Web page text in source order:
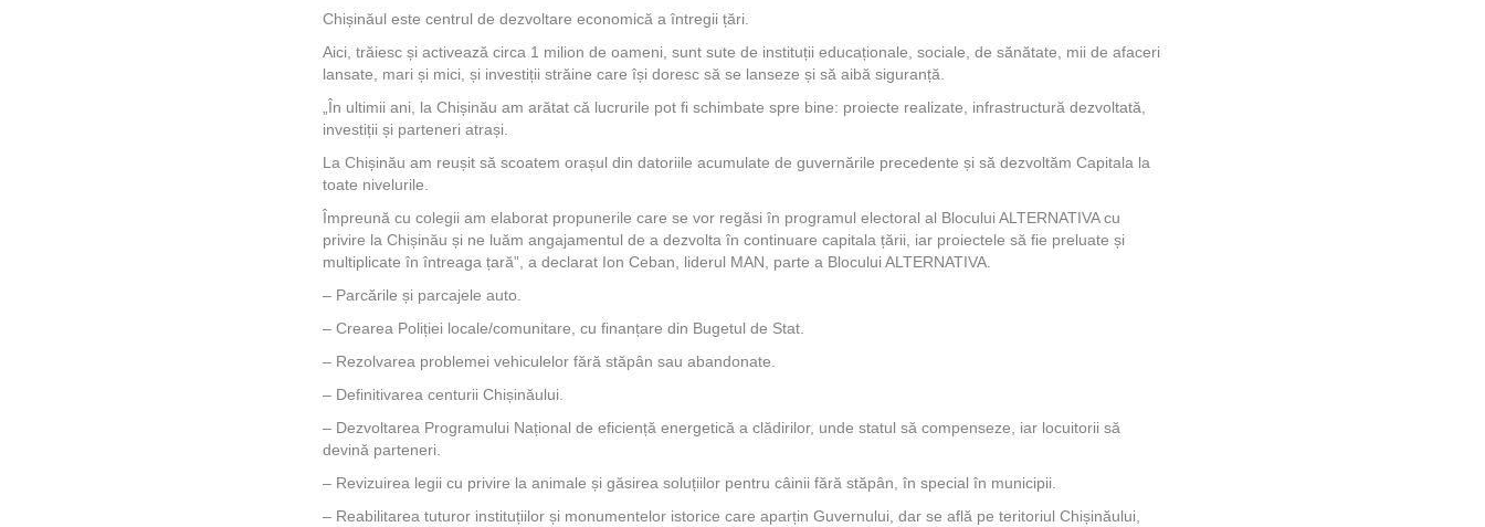
Chișinăul este centrul de dezvoltare economică a întregii țări.
Aici, trăiesc și activează circa 1 milion de oameni, sunt sute de instituții educaționale, sociale, de sănătate, mii de afaceri
lansate, mari și mici, și investiții străine care își doresc să se lanseze și să aibă siguranță.
„În ultimii ani, la Chișinău am arătat că lucrurile pot fi schimbate spre bine: proiecte realizate, infrastructură dezvoltată,
investiții și parteneri atrași.
La Chișinău am reușit să scoatem orașul din datoriile acumulate de guvernările precedente și să dezvoltăm Capitala la
toate nivelurile.
Împreună cu colegii am elaborat propunerile care se vor regăsi în programul electoral al Blocului ALTERNATIVA cu
privire la Chișinău și ne luăm angajamentul de a dezvolta în continuare capitala țării, iar proiectele să fie preluate și
multiplicate în întreaga țară”, a declarat Ion Ceban, liderul MAN, parte a Blocului ALTERNATIVA.
– Parcările și parcajele auto.
– Crearea Poliției locale/comunitare, cu finanțare din Bugetul de Stat.
– Rezolvarea problemei vehiculelor fără stăpân sau abandonate.
– Definitivarea centurii Chișinăului.
– Dezvoltarea Programului Național de eficiență energetică a clădirilor, unde statul să compenseze, iar locuitorii să
devină parteneri.
– Revizuirea legii cu privire la animale și găsirea soluțiilor pentru câinii fără stăpân, în special în municipii.
– Reabilitarea tuturor instituțiilor și monumentelor istorice care aparțin Guvernului, dar se află pe teritoriul Chișinăului,